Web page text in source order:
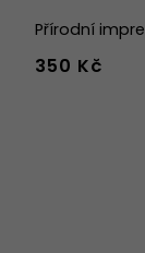
Přírodní
350 Kč